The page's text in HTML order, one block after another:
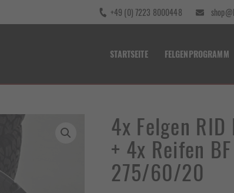
+49 (0) 7223 8000448
STARTSEITE FELGENPROGRAMM
4x Felgen
+ 4x Reifen
275/60/20